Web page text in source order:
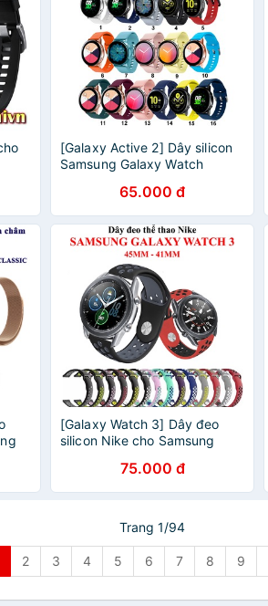
[Galaxy Active 2] Dây silicon
Samsung Galaxy Watch
65.000 đ
[Galaxy Watch 3] Dây đeo
silicon Nike cho Samsung
75.000 đ
Trang 1/94
2 3 4 5 6 7 8 9